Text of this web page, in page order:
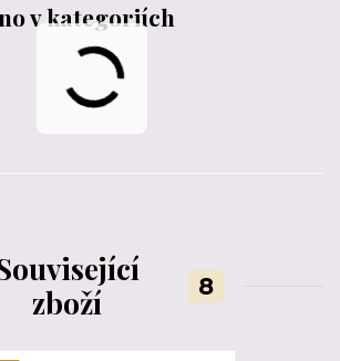
v kategoriích
zboží
8